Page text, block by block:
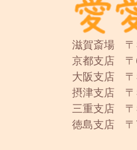
滋賀斎場 〒
京都支店 〒
大阪支店 〒
摂津支店 〒
三重支店 〒
徳島支店 〒